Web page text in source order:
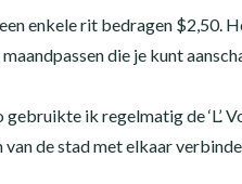
enkele rit bedragen $2,50.
die je kunt
ik regelmatig de ‘L’.
de stad met elkaar